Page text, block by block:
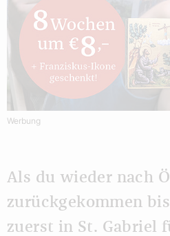
Werbung
Als du wieder nach
zurückgekommen
zuerst in St. Gabriel